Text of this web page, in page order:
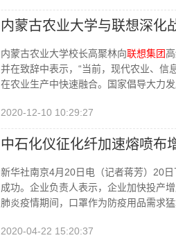
内蒙古农业大学与联想深化
内蒙古农业大学校长高聚林向联想集团
并在致辞中表示，“当前，现代农业、信
在农业生产中快速融合。国家倡导大力
2020-12-10 10:29:27
中石化仪征化纤加速熔喷布
新华社南京4月20日电（记者蒋芳）20
成功。企业负责人表示，企业加快投产
肺炎疫情期间，口罩作为防疫用品需求
2020-04-22 15:20:37